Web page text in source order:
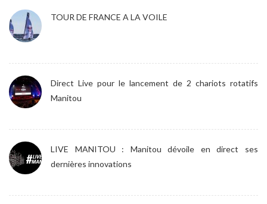
TOUR DE FRANCE A LA VOILE
Direct Live pour le lancement de 2 chariots rotatifs
Manitou
LIVE MANITOU : Manitou dévoile en direct ses
dernières innovations